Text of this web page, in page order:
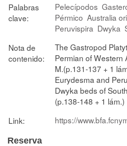
Palabras
clave:
Pelecípodos
Pérmico Australia
Peruvispira Dwyka
Nota de
contenido:
The Gastropod
Permian of Western
M.(p.131-137 + 1
Eurydesma and
Dwyka beds of
(p.138-148 + 1 lám.)
Link:
https://
Reserva